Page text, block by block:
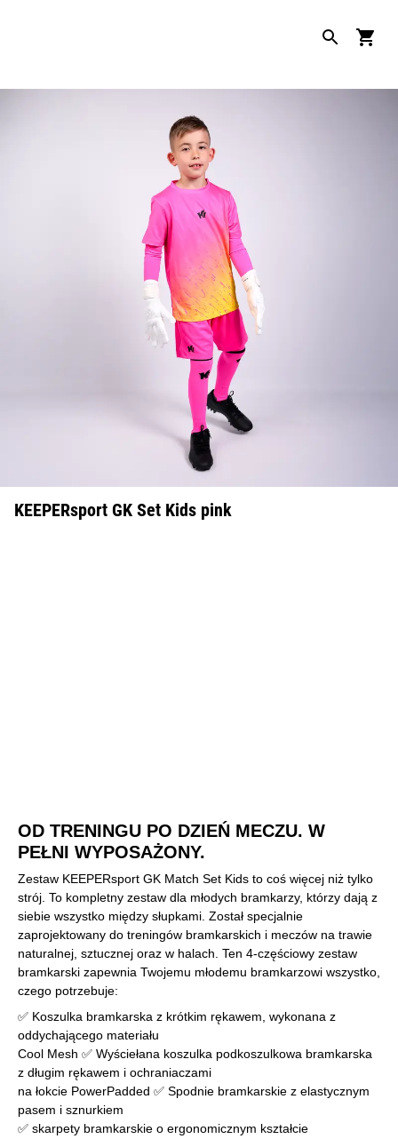
KEEPERsport GK Set Kids pink
OD TRENINGU PO DZIEŃ MECZU. W
PEŁNI WYPOSAŻONY.
Zestaw KEEPERsport GK Match Set Kids to coś więcej niż tylko
strój. To kompletny zestaw dla młodych bramkarzy, którzy dają z
siebie wszystko między słupkami. Został specjalnie
zaprojektowany do treningów bramkarskich i meczów na trawie
naturalnej, sztucznej oraz w halach. Ten 4-częściowy zestaw
bramkarski zapewnia Twojemu młodemu bramkarzowi wszystko,
czego potrzebuje:
✅ Koszulka bramkarska z krótkim rękawem, wykonana z
oddychającego materiału
Cool Mesh ✅ Wyściełana koszulka podkoszulkowa bramkarska
z długim rękawem i ochraniaczami
na łokcie PowerPadded ✅ Spodnie bramkarskie z elastycznym
pasem i sznurkiem
✅ skarpety bramkarskie o ergonomicznym kształcie